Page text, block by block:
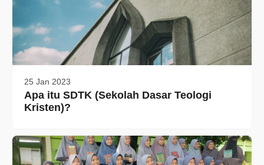
25 Jan 2023
Apa itu SDTK (Sekolah Dasar Teologi
Kristen)?